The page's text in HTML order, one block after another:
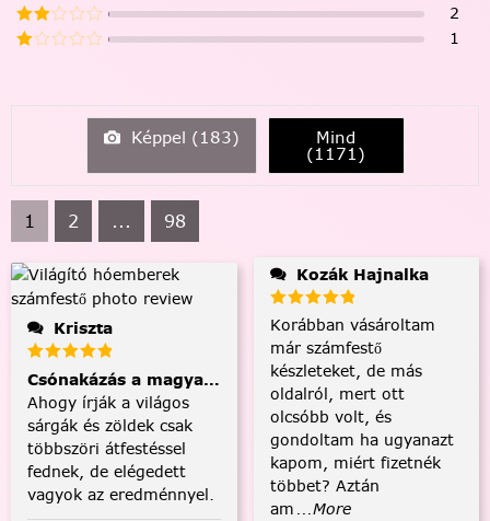
2
1
Képpel (183) Mind
(1171)
1 2 ... 98
Kriszta
Csónakázás a magyar tengeren
Ahogy írják a világos
sárgák és zöldek csak
többszöri átfestéssel
fednek, de elégedett
vagyok az eredménnyel.
Kozák Hajnalka
Korábban vásároltam
már számfestő
készleteket, de más
oldalról, mert ott
olcsóbb volt, és
gondoltam ha ugyanazt
kapom, miért fizetnék
többet? Aztán
am ...More